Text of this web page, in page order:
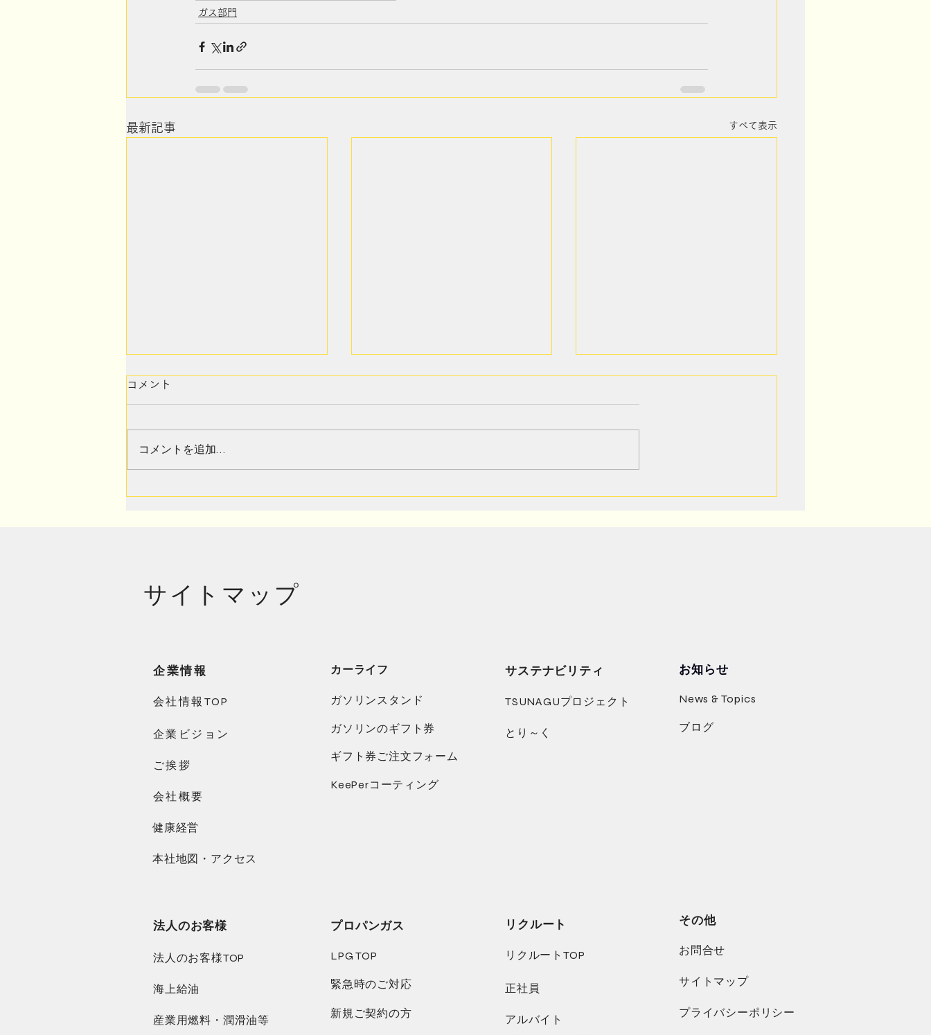
ガス部門
最新記事 すべて表示
夏休みのお出かけ前に確認！
吉永コインランドリーをご紹
コメント
コメントを追加…
​サイトマップ
企業情報
会社情報TOP
企業ビジョン
ご挨拶
会社概要
カーライフ
ガソリンスタンド
ガソリンのギフト券
ギフト券ご注文フォーム
サステナビリティ
TSUNAGUプロジェクト
とり～く
お知らせ
News & Topics
ブログ
KeePerコーティング
健康経営
本社地図・アクセス
法人のお客様
法人のお客様TOP
海上給油
産業用燃料・潤滑油等
プロパンガス
LPG TOP
緊急時のご対応
新規ご契約の方
リクルート
リクルートTOP
正社員
アルバイト
その他
お問合せ
サイトマップ
プライバシーポリシー